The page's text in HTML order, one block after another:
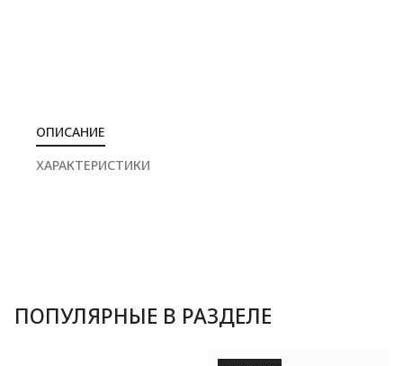
ОПИСАНИЕ
ХАРАКТЕРИСТИКИ
ПОПУЛЯРНЫЕ В РАЗДЕЛЕ